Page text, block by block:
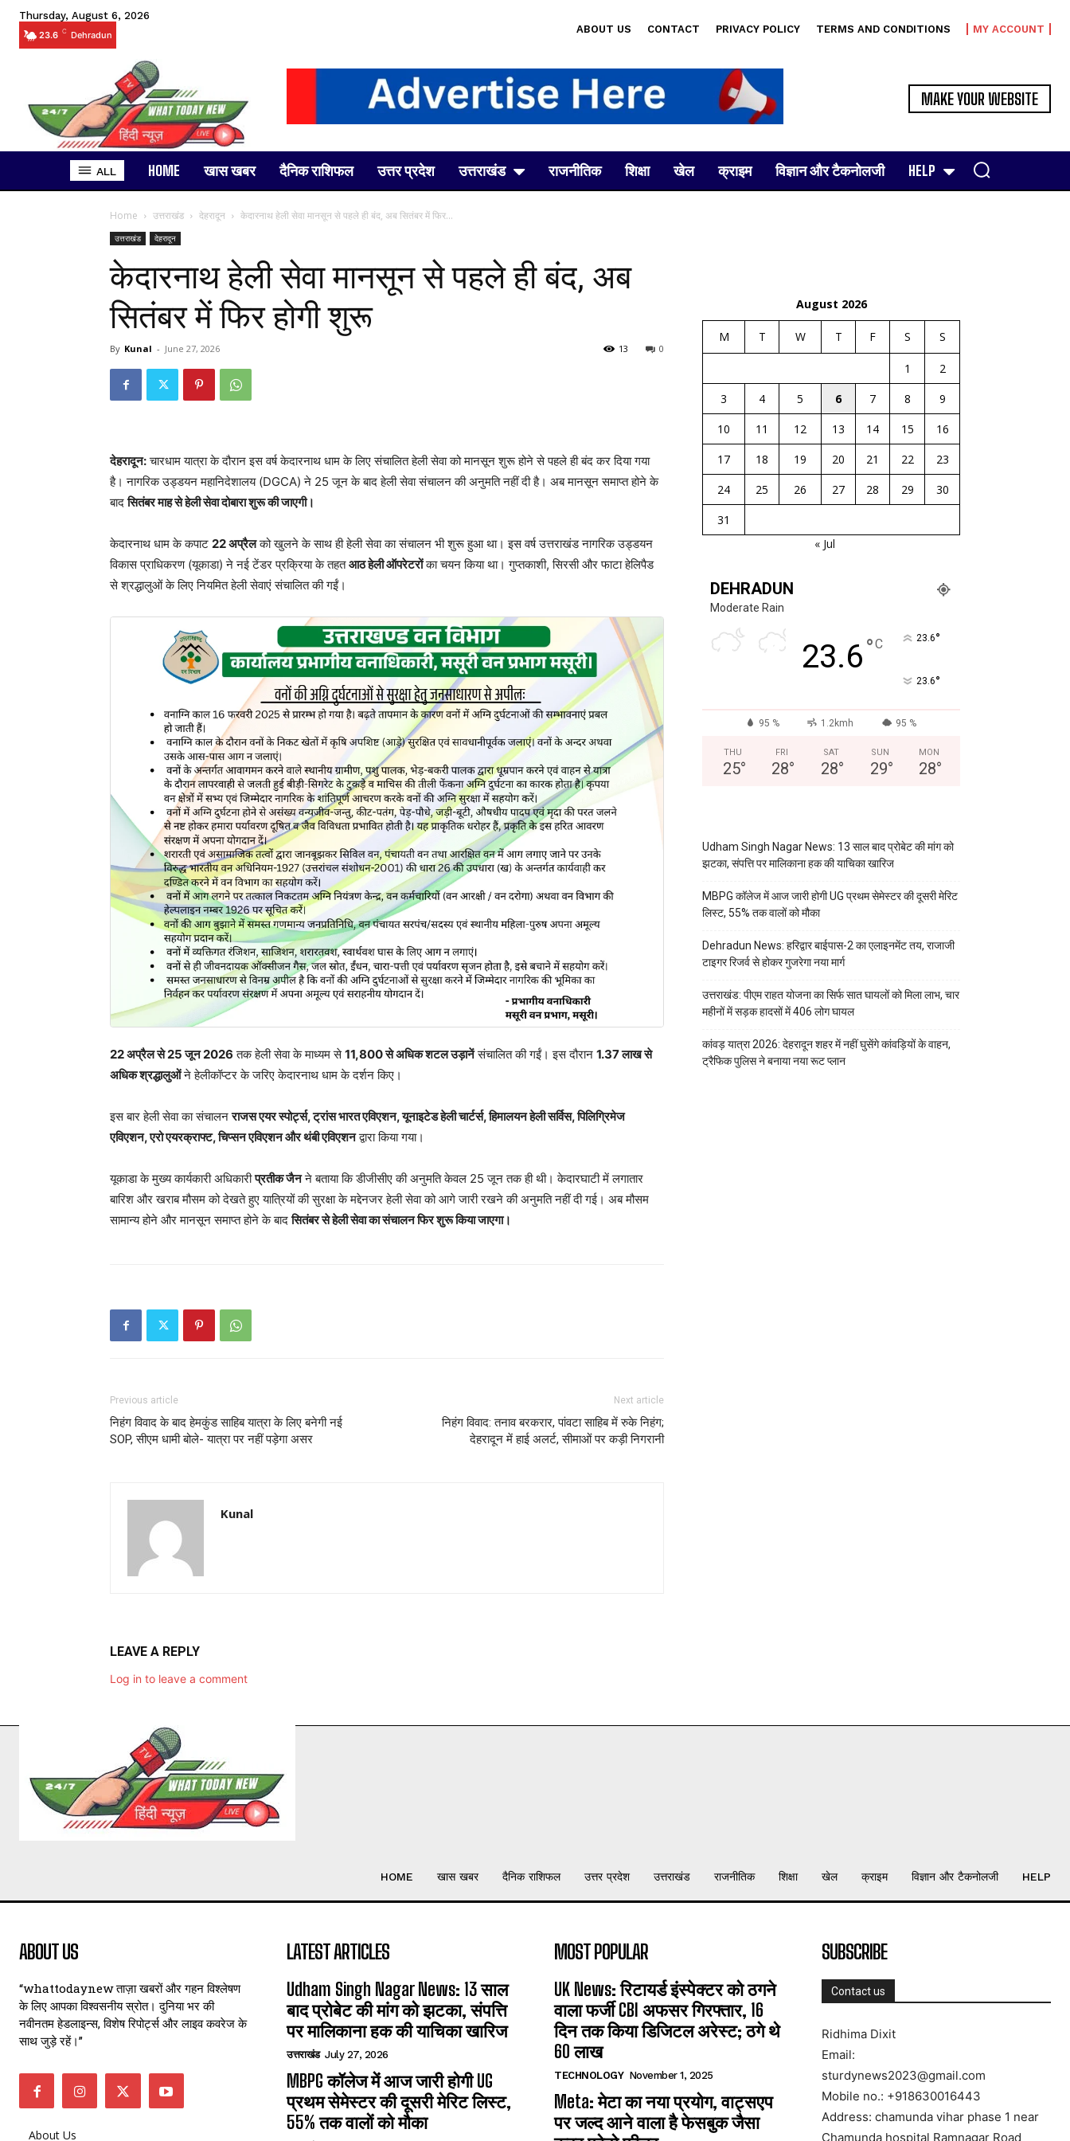
Thursday, August 6, 2026
23.6 C Dehradun ABOUT US CONTACT PRIVACY POLICY TERMS AND CONDITIONS MY ACCOUNT
MAKE YOUR WEBSITE
ALL HOME खास खबर दैनिक राशिफल उत्तर प्रदेश उत्तराखंड राजनीतिक शिक्षा खेल क्राइम विज्ञान और टैकनोलजी HELP
Home उत्तराखंड देहरादून केदारनाथ हेली सेवा मानसून से पहले ही बंद, अब सितंबर में फिर...
उत्तराखंड देहरादून
केदारनाथ हेली सेवा मानसून से पहले ही बंद, अब
सितंबर में फिर होगी शुरू
By Kunal - June 27, 2026 0
13
देहरादून:चारधाम यात्रा के दौरान इस वर्ष केदारनाथ धाम के लिए संचालित हेली सेवा को मानसून शुरू होने से पहले ही बंद कर दिया गया
है। नागरिक उड्डयन महानिदेशालय (DGCA) ने 25 जून के बाद हेली सेवा संचालन की अनुमति नहीं दी है। अब मानसून समाप्त होने के
बादसितंबर माह से हेली सेवा दोबारा शुरू की जाएगी।
केदारनाथ धाम के कपाट 22 अप्रैलको खुलने के साथ ही हेली सेवा का संचालन भी शुरू हुआ था। इस वर्ष उत्तराखंड नागरिक उड्डयन
विकास प्राधिकरण (यूकाडा) ने नई टेंडर प्रक्रिया के तहतआठ हेली ऑपरेटरोंका चयन किया था। गुप्तकाशी, सिरसी और फाटा हेलिपैड
से श्रद्धालुओं के लिए नियमित हेली सेवाएं संचालित की गईं।
22 अप्रैल से 25 जून 2026 तक हेली सेवा के माध्यम से11,800 से अधिक शटल उड़ानेंसंचालित की गईं। इस दौरान 1.37 लाख से
अधिक श्रद्धालुओंने हेलीकॉप्टर के जरिए केदारनाथ धाम के दर्शन किए।
इस बार हेली सेवा का संचालनराजस एयर स्पोर्ट्स, ट्रांस भारत एविएशन, यूनाइटेड हेली चार्टर्स, हिमालयन हेली सर्विस, पिलिग्रिमेज
एविएशन, एरो एयरक्राफ्ट, चिप्सन एविएशन और थंबी एविएशनद्वारा किया गया।
यूकाडा के मुख्य कार्यकारी अधिकारीप्रतीक जैनने बताया कि डीजीसीए की अनुमति केवल 25 जून तक ही थी। केदारघाटी में लगातार
बारिश और खराब मौसम को देखते हुए यात्रियों की सुरक्षा के मद्देनजर हेली सेवा को आगे जारी रखने की अनुमति नहीं दी गई। अब मौसम
सामान्य होने और मानसून समाप्त होने के बादसितंबर से हेली सेवा का संचालन फिर शुरू किया जाएगा।
Previous article
निहंग विवाद के बाद हेमकुंड साहिब यात्रा के लिए बनेगी नई
SOP, सीएम धामी बोले- यात्रा पर नहीं पड़ेगा असर
Next article
निहंग विवाद: तनाव बरकरार, पांवटा साहिब में रुके निहंग;
देहरादून में हाई अलर्ट, सीमाओं पर कड़ी निगरानी
Kunal
LEAVE A REPLY
Log in to leave a comment
August 2026
M T W T F S S
1
2
3
4 5 6 7 8
9
10
11 12 13 14 15
16
17
18 19 20 21 22
23
24
25 26 27 28 29
30
31
« Jul
DEHRADUN
Moderate Rain
23.6°C 23.6°
23.6°
95 % 1.2kmh 95 %
THU
25°
FRI
28°
SAT
28°
SUN
29°
MON
28°
Udham Singh Nagar News: 13 साल बाद प्रोबेट की मांग को
झटका, संपत्ति पर मालिकाना हक की याचिका खारिज
MBPG कॉलेज में आज जारी होगी UG प्रथम सेमेस्टर की दूसरी मेरिट
लिस्ट, 55% तक वालों को मौका
Dehradun News: हरिद्वार बाईपास-2 का एलाइनमेंट तय, राजाजी
टाइगर रिजर्व से होकर गुजरेगा नया मार्ग
उत्तराखंड: पीएम राहत योजना का सिर्फ सात घायलों को मिला लाभ, चार
महीनों में सड़क हादसों में 406 लोग घायल
कांवड़ यात्रा 2026: देहरादून शहर में नहीं घुसेंगे कांवड़ियों के वाहन,
ट्रैफिक पुलिस ने बनाया नया रूट प्लान
HOME खास खबर दैनिक राशिफल उत्तर प्रदेश उत्तराखंड राजनीतिक शिक्षा खेल क्राइम विज्ञान और टैकनोलजी HELP
ABOUT US
“whattodaynew ताज़ा खबरों और गहन विश्लेषण
के लिए आपका विश्वसनीय स्रोत। दुनिया भर की
नवीनतम हेडलाइन्स, विशेष रिपोर्ट्स और लाइव कवरेज के
साथ जुड़े रहें।”
About Us
LATEST ARTICLES
Udham Singh Nagar News: 13 साल
बाद प्रोबेट की मांग को झटका, संपत्ति
पर मालिकाना हक की याचिका खारिज
उत्तराखंड July 27, 2026
MBPG कॉलेज में आज जारी होगी UG
प्रथम सेमेस्टर की दूसरी मेरिट लिस्ट,
55% तक वालों को मौका
MOST POPULAR
UK News: रिटायर्ड इंस्पेक्टर को ठगने
वाला फर्जी CBI अफसर गिरफ्तार, 16
दिन तक किया डिजिटल अरेस्ट; ठगे थे
60 लाख
TECHNOLOGY November 1, 2025
Meta: मेटा का नया प्रयोग, वाट्सएप
पर जल्द आने वाला है फेसबुक जैसा
SUBSCRIBE
Contact us
Ridhima Dixit
Email:
sturdynews2023@gmail.com
Mobile no.: +918630016443
Address: chamunda vihar phase 1 near
Chamunda hospital Ramnagar Road